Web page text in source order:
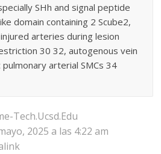
SHh and signal peptide
domain containing 2 Scube2,
arteries during lesion
30 32, autogenous vein
arterial SMCs 34
Tech.Ucsd.Edu
2025 a las 4:22 am